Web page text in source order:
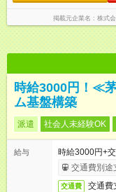
掲載元企業名 株式
時給3000円！≪
ム基盤構築
派遣 社会人未経験OK
給与
時給3000円+
交通費別途
交通費 交通費